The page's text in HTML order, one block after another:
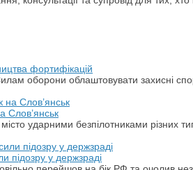
фортифікацій
оборони облаштовувати захисні
Слов’янськ
місто ударними безпілотниками різних
підозру у держзраді